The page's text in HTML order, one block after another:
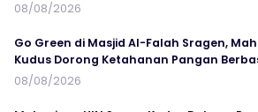
08/08/2026
Go Green di Masjid Al-Falah Sragen,
Kudus Dorong Ketahanan Pangan
08/08/2026